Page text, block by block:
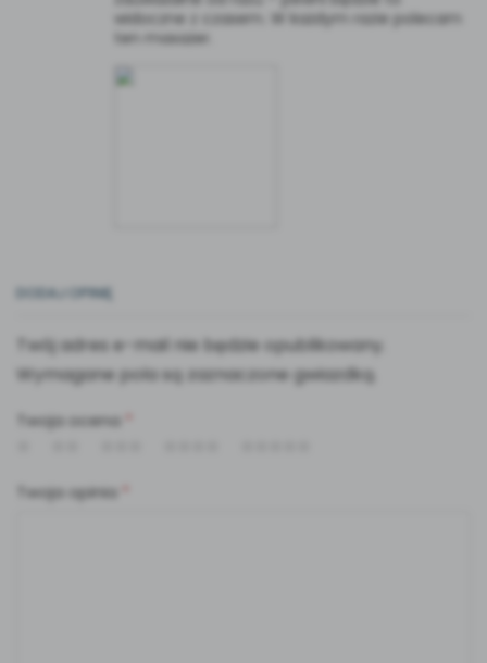
widoczne z czasem. W każdym razie polecam
ten masażer.
DODAJ OPINIĘ
Twój adres e-mail nie będzie opublikowany.
Wymagane pola są zaznaczone gwiazdką.
Twoja ocena
Twoja opinia